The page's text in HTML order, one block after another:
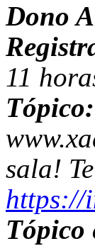
Dono
11
Tópico:
sala!
https://
Tópico